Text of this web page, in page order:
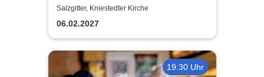
Salzgitter, Kniestedter Kirche
06.02.2027
19:30 Uhr